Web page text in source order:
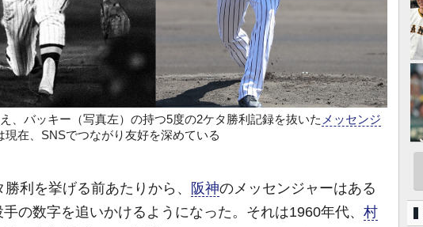
、バッキー（写真左）の持つ5度の2ケタ勝利記録を抜いた メッセンジ
現在、SNSでつながり友好を深めている
利を挙げる前あたりから、 阪神のメッセンジャーはある
の数字を追いかけるようになった。それは1960年代、 村